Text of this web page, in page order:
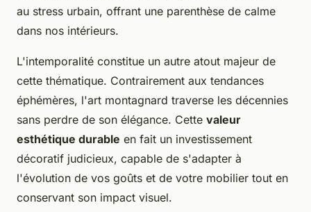
au stress urbain, offrant une parenthèse de calme
dans nos intérieurs.
L'intemporalité constitue un autre atout majeur de
cette thématique. Contrairement aux tendances
éphémères, l'art montagnard traverse les décennies
sans perdre de son élégance. Cette valeur
esthétique durable en fait un investissement
décoratif judicieux, capable de s'adapter à
l'évolution de vos goûts et de votre mobilier tout en
conservant son impact visuel.